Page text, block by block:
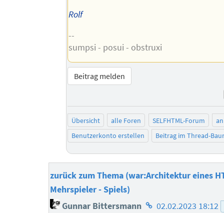
Rolf
--
sumpsi - posui - obstruxi
Beitrag melden
Übersicht alle Foren SELFHTML-Forum
Benutzerkonto erstellen
Beitrag im Thread-
zurück zum Thema (war:Architektur eines
Mehrspieler - Spiels)
Gunnar Bittersmann Homepage
02.02.2023 18:12